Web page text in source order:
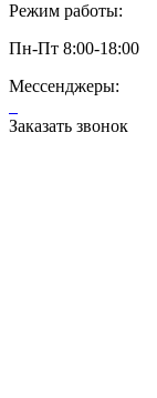
Режим работы:
Пн-Пт 8:00-18:00
Мессенджеры:
Заказать звонок